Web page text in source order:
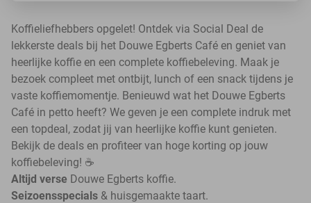
Koffieliefhebbers opgelet! Ontdek via Social Deal de
lekkerste deals bij het Douwe Egberts Café en geniet van
heerlijke koffie en een complete koffiebeleving. Maak je
bezoek compleet met ontbijt, lunch of een snack tijdens je
vaste koffiemomentje. Benieuwd wat het Douwe Egberts
Café in petto heeft? We geven je een complete indruk met
een topdeal, zodat jij van heerlijke koffie kunt genieten.
Bekijk de deals en profiteer van hoge korting op jouw
koffiebeleving! ☕
Altijd verse Douwe Egberts koffie.
Seizoensspecials & huisgemaakte taart.